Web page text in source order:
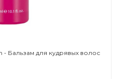
- Бальзам для кудрявых волос